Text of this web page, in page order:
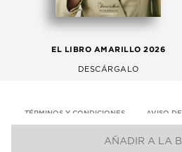
AÑADIR A LA
EL LIBRO AMARILLO 2026
DESCÁRGALO
TÉRMINOS Y CONDICIONES AVISO